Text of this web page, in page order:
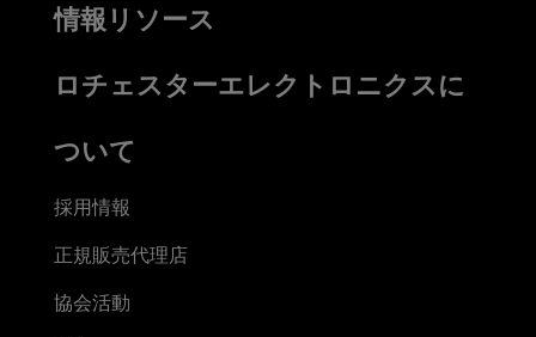
情報リソース
ロチェスターエレクトロニクスに
ついて
採用情報
正規販売代理店
協会活動